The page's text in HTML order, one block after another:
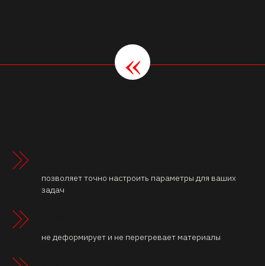
«
позволяет точно настроить параметры для ваших
задач
не деформирует и не перегревает материалы